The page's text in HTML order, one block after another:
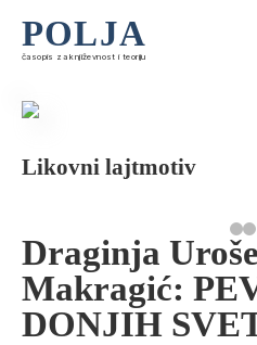
POLJA
časopis za književnost i teoriju
Likovni lajtmotiv
Draginja
Makragić:
DONJIH